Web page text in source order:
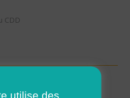
CDD
/ Chargé.e de
utilise des